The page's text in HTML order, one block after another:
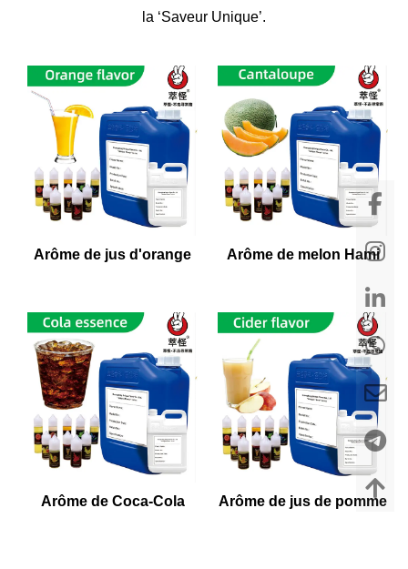
la ‘Saveur Unique’.
Arôme de jus d'orange Arôme de melon Hami
Arôme de Coca-Cola Arôme de jus de pomme